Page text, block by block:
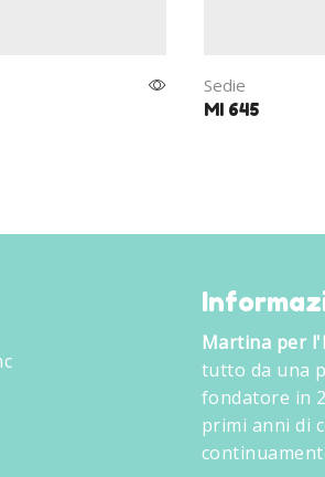
Sedie
MI 645
Martina per
tutto da una
fondatore in
primi anni di